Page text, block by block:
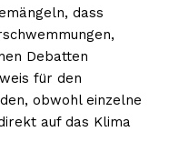
dass
Debatten
für den
obwohl einzelne
auf das Klima